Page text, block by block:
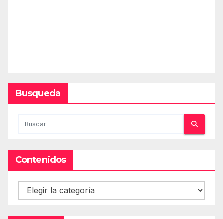
Busqueda
Contenidos
Contenidos